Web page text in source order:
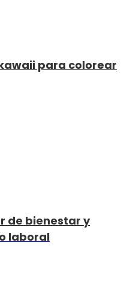
para colorear
de bienestar y
laboral